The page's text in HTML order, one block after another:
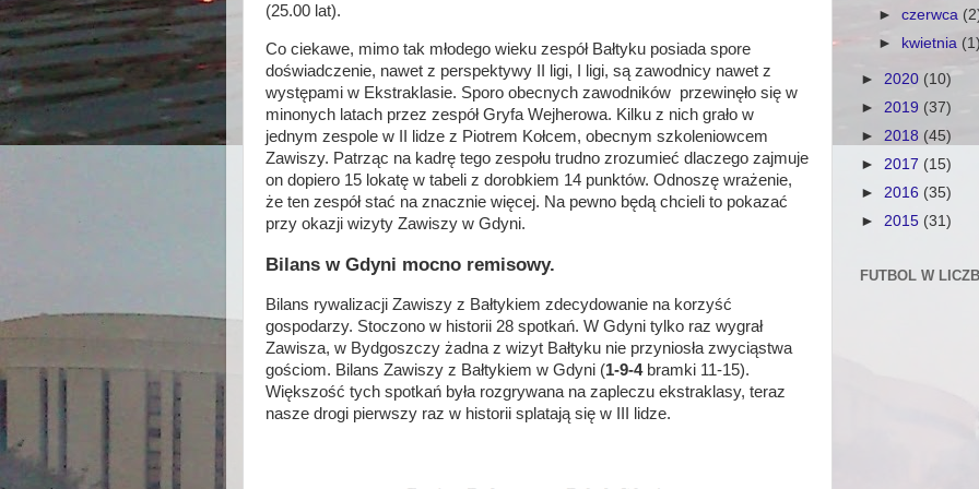
(25.00 lat).
Co ciekawe, mimo tak młodego wieku zespół Bałtyku posiada spore
doświadczenie, nawet z perspektywy II ligi, I ligi, są zawodnicy nawet z
występami w Ekstraklasie. Sporo obecnych zawodników przewinęło się w
minonych latach przez zespół Gryfa Wejherowa. Kilku z nich grało w
jednym zespole w II lidze z Piotrem Kołcem, obecnym szkoleniowcem
Zawiszy. Patrząc na kadrę tego zespołu trudno zrozumieć dlaczego zajmuje
on dopiero 15 lokatę w tabeli z dorobkiem 14 punktów. Odnoszę wrażenie,
że ten zespół stać na znacznie więcej. Na pewno będą chcieli to pokazać
przy okazji wizyty Zawiszy w Gdyni.
Bilans w Gdyni mocno remisowy.
Bilans rywalizacji Zawiszy z Bałtykiem zdecydowanie na korzyść
gospodarzy. Stoczono w historii 28 spotkań. W Gdyni tylko raz wygrał
Zawisza, w Bydgoszczy żadna z wizyt Bałtyku nie przyniosła zwyciąstwa
gościom. Bilans Zawiszy z Bałtykiem w Gdyni (1-9-4bramki 11-15).
Większość tych spotkań była rozgrywana na zapleczu ekstraklasy, teraz
nasze drogi pierwszy raz w historii splatają się w III lidze.
►czerwca
► kwietnia
► 2020 (10)
► 2019 (37)
► 2018 (45)
► 2017 (15)
► 2016 (35)
► 2015 (31)
FUTBOL W